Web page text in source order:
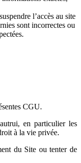
l’accès au site
sont incorrectes ou
CGU.
en particulier les
à la vie privée.
du Site ou tenter de